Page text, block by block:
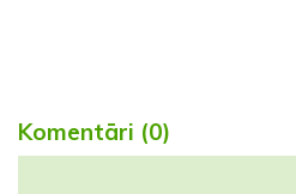
Komentāri (0)